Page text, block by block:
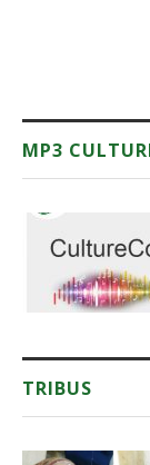
MP3
TRIBUS